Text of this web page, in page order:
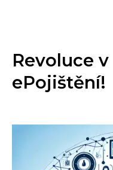
Revoluce
ePojištění!